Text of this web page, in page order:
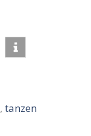
,tanzen